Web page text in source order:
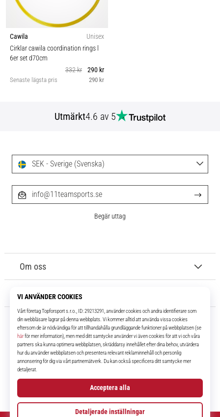
Cawila
Unisex
Cirklar cawila coordination rings l
6er set d70cm
332 kr
290 kr
Senaste lägsta pris 290 kr
Utmärkt4.6 av 5
11teamsports.se
I över 16 år har vi varit dina lagkamrater, vilket ger dig de bästa och
senaste fotbollsprodukterna.
FacebookInstagramYouTube
Om oss
Kundtjänst
SEK - Sverige (Svenska)
info@11teamsports.se
Begär uttag